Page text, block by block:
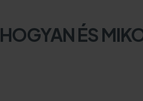
HOGYAN ÉS